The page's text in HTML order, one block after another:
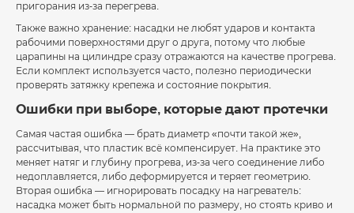
пригорания из-за перегрева.
Также важно хранение: насадки не любят ударов и контакта
рабочими поверхностями друг о друга, потому что любые
царапины на цилиндре сразу отражаются на качестве прогрева.
Если комплект используется часто, полезно периодически
проверять затяжку крепежа и состояние покрытия.
Ошибки при выборе, которые дают протечки
Самая частая ошибка — брать диаметр «почти такой же»,
рассчитывая, что пластик всё компенсирует. На практике это
меняет натяг и глубину прогрева, из-за чего соединение либо
недоплавляется, либо деформируется и теряет геометрию.
Вторая ошибка — игнорировать посадку на нагреватель:
насадка может быть нормальной по размеру, но стоять криво и